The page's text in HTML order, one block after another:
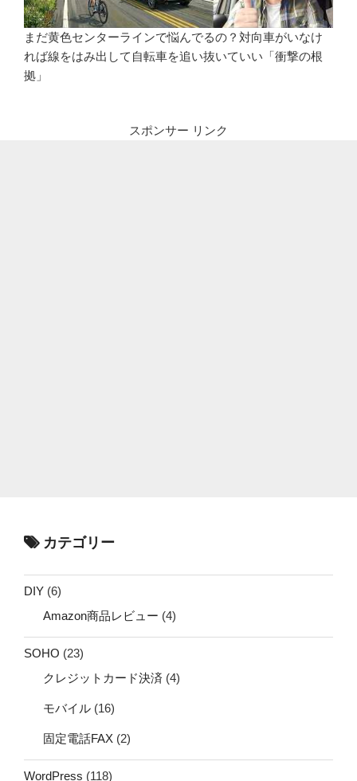
まだ黄色センターラインで悩んでるの？対向車がいなけ
れば線をはみ出して自転車を追い抜いていい「衝撃の根
拠」
スポンサー リンク
カテゴリー
DIY (6)
Amazon商品レビュー (4)
SOHO (23)
クレジットカード決済 (4)
モバイル (16)
固定電話FAX (2)
WordPress (118)